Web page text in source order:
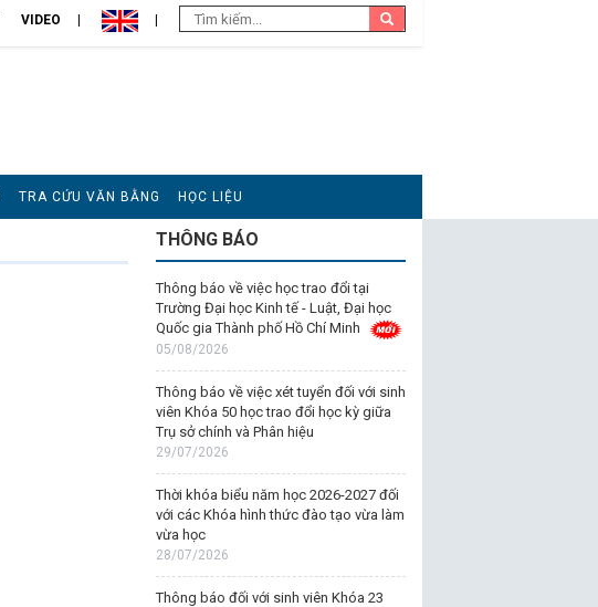
VIDEO
TRA CỨU VĂN BẰNG HỌC LIỆU
THÔNG BÁO
Thông báo về việc học trao đổi tại
Trường Đại học Kinh tế - Luật, Đại học
Quốc gia Thành phố Hồ Chí Minh
05/08/2026
Thông báo về việc xét tuyển đối với sinh
viên Khóa 50 học trao đổi học kỳ giữa
Trụ sở chính và Phân hiệu
29/07/2026
Thời khóa biểu năm học 2026-2027 đối
với các Khóa hình thức đào tạo vừa làm
vừa học
28/07/2026
Thông báo đối với sinh viên Khóa 23